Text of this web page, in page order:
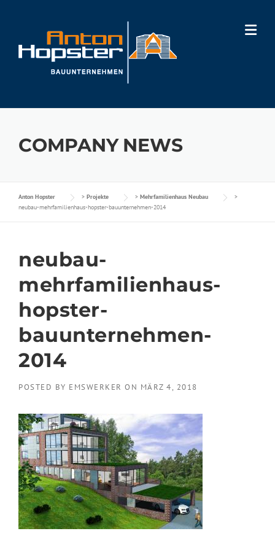
content
COMPANY NEWS
Anton Hopster > Projekte > Mehrfamilienhaus Neubau
>
neubau-mehrfamilienhaus-hopster-bauunternehmen-2014
neubau-
mehrfamilienhaus-
hopster-
bauunternehmen-
2014
POSTED BY EMSWERKER ON MÄRZ 4, 2018